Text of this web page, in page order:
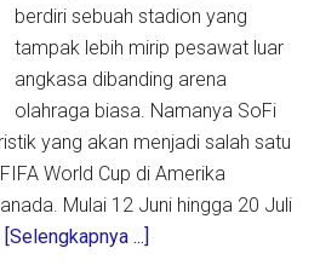
berdiri sebuah stadion yang
tampak lebih mirip pesawat luar
angkasa dibanding arena
olahraga biasa. Namanya SoFi
yang akan menjadi salah satu
World Cup di Amerika
Mulai 12 Juni hingga 20 Juli
[Selengkapnya ...]